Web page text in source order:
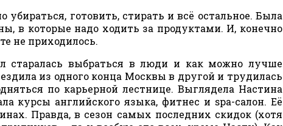
готовить, стирать и всё остальное. Была
в которые надо ходить за продуктами. И, конечно
не приходилось.
старалась выбраться в люди и как можно лучше
из одного конца Москвы в другой и трудилась
по карьерной лестнице. Выглядела Настина
курсы английского языка, фитнес и spa-салон. Её
Правда, в сезон самых последних скидок (хотя